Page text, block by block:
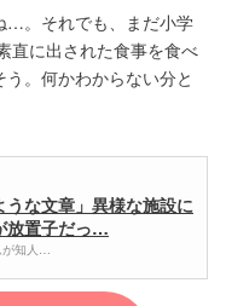
…。それでも、まだ小学
直に出された食事を食べ
。何かわからない分と
な文章」異様な施設に
放置子だっ…
知人…